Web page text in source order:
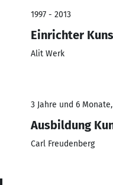
1997 - 2013
Einrichter
Alit Werk
3 Jahre und 6 Monate,
Ausbildung
Carl Freudenberg